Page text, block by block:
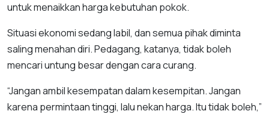
untuk menaikkan harga kebutuhan pokok.
Situasi ekonomi sedang labil, dan semua pihak diminta
saling menahan diri. Pedagang, katanya, tidak boleh
mencari untung besar dengan cara curang.
“Jangan ambil kesempatan dalam kesempitan. Jangan
karena permintaan tinggi, lalu nekan harga. Itu tidak boleh,”